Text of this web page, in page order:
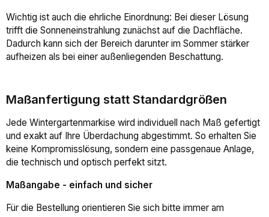
Wichtig ist auch die ehrliche Einordnung: Bei dieser Lösung
trifft die Sonneneinstrahlung zunächst auf die Dachfläche.
Dadurch kann sich der Bereich darunter im Sommer stärker
aufheizen als bei einer außenliegenden Beschattung.
Maßanfertigung statt Standardgrößen
Jede Wintergartenmarkise wird individuell nach Maß gefertigt
und exakt auf Ihre Überdachung abgestimmt. So erhalten Sie
keine Kompromisslösung, sondern eine passgenaue Anlage,
die technisch und optisch perfekt sitzt.
Maßangabe - einfach und sicher
Für die Bestellung orientieren Sie sich bitte immer am